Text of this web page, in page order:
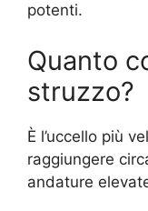
potenti.
Quanto
struzzo?
È l’uccello più
raggiungere
andature